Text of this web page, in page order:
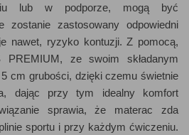
lub w podporze, mogą być
zostanie zastosowany odpowiedni
nawet, ryzyko kontuzji. Z pomocą,
ze swoim składanym
cm grubości, dzięki czemu świetnie
dając przy tym idealny komfort
sprawia, że materac zda
sportu i przy każdym ćwiczeniu.